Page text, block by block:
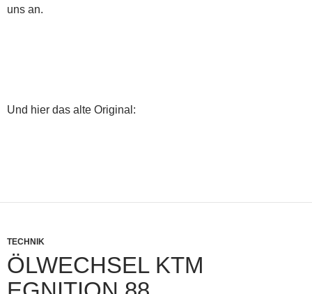
uns an.
Und hier das alte Original:
TECHNIK
ÖLWECHSEL KTM